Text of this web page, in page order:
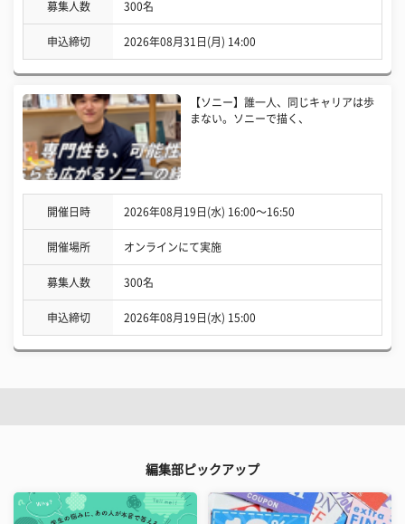
募集人数 300名
申込締切 2026年08月31日(月) 14:00
【ソニー】誰一人、同じキャリアは歩
まない。ソニーで描く、
開催日時 2026年08月19日(水) 16:00〜16:50
開催場所 オンラインにて実施
募集人数 300名
申込締切 2026年08月19日(水) 15:00
編集部ピックアップ